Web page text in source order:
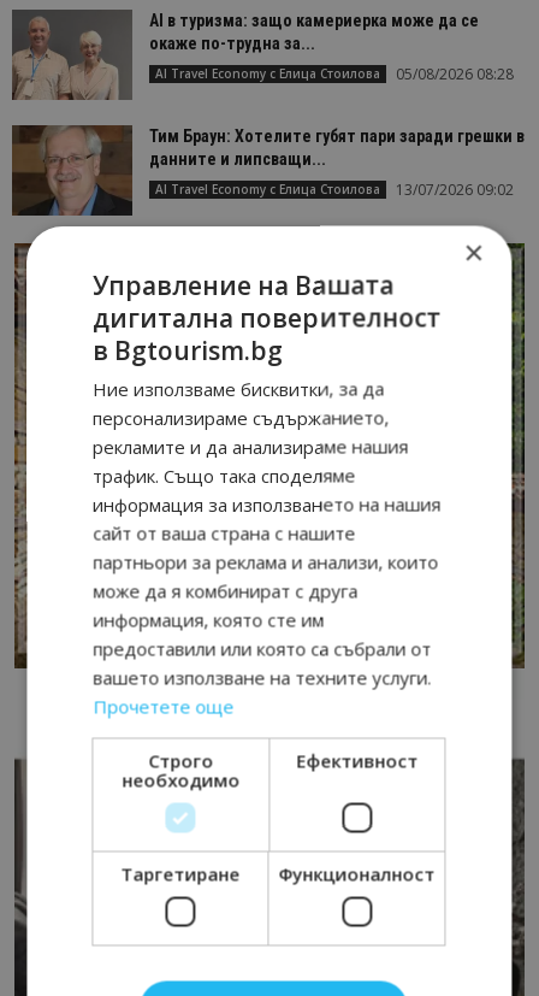
AI в туризма: защо камериерка може да се
окаже по-трудна за...
AI Travel Economy с Елица Стоилова 05/08/2026 08:28
Тим Браун: Хотелите губят пари заради грешки в
данните и липсващи...
AI Travel Economy с Елица Стоилова 13/07/2026 09:02
×
Управление на Вашата
дигитална поверителност
в Bgtourism.bg
Ние използваме бисквитки, за да
персонализираме съдържанието,
рекламите и да анализираме нашия
трафик. Също така споделяме
информация за използването на нашия
сайт от ваша страна с нашите
партньори за реклама и анализи, които
може да я комбинират с друга
информация, която сте им
предоставили или която са събрали от
вашето използване на техните услуги.
Прочетете още
Строго
необходимо
Ефективност
Таргетиране Функционалност